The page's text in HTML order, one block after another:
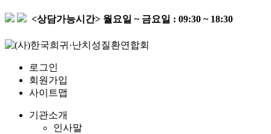
<상담가능시간> 월요일 ~ 금요일 : 09:30 ~ 18:30
로그인
회원가입
사이트맵
기관소개
인사말